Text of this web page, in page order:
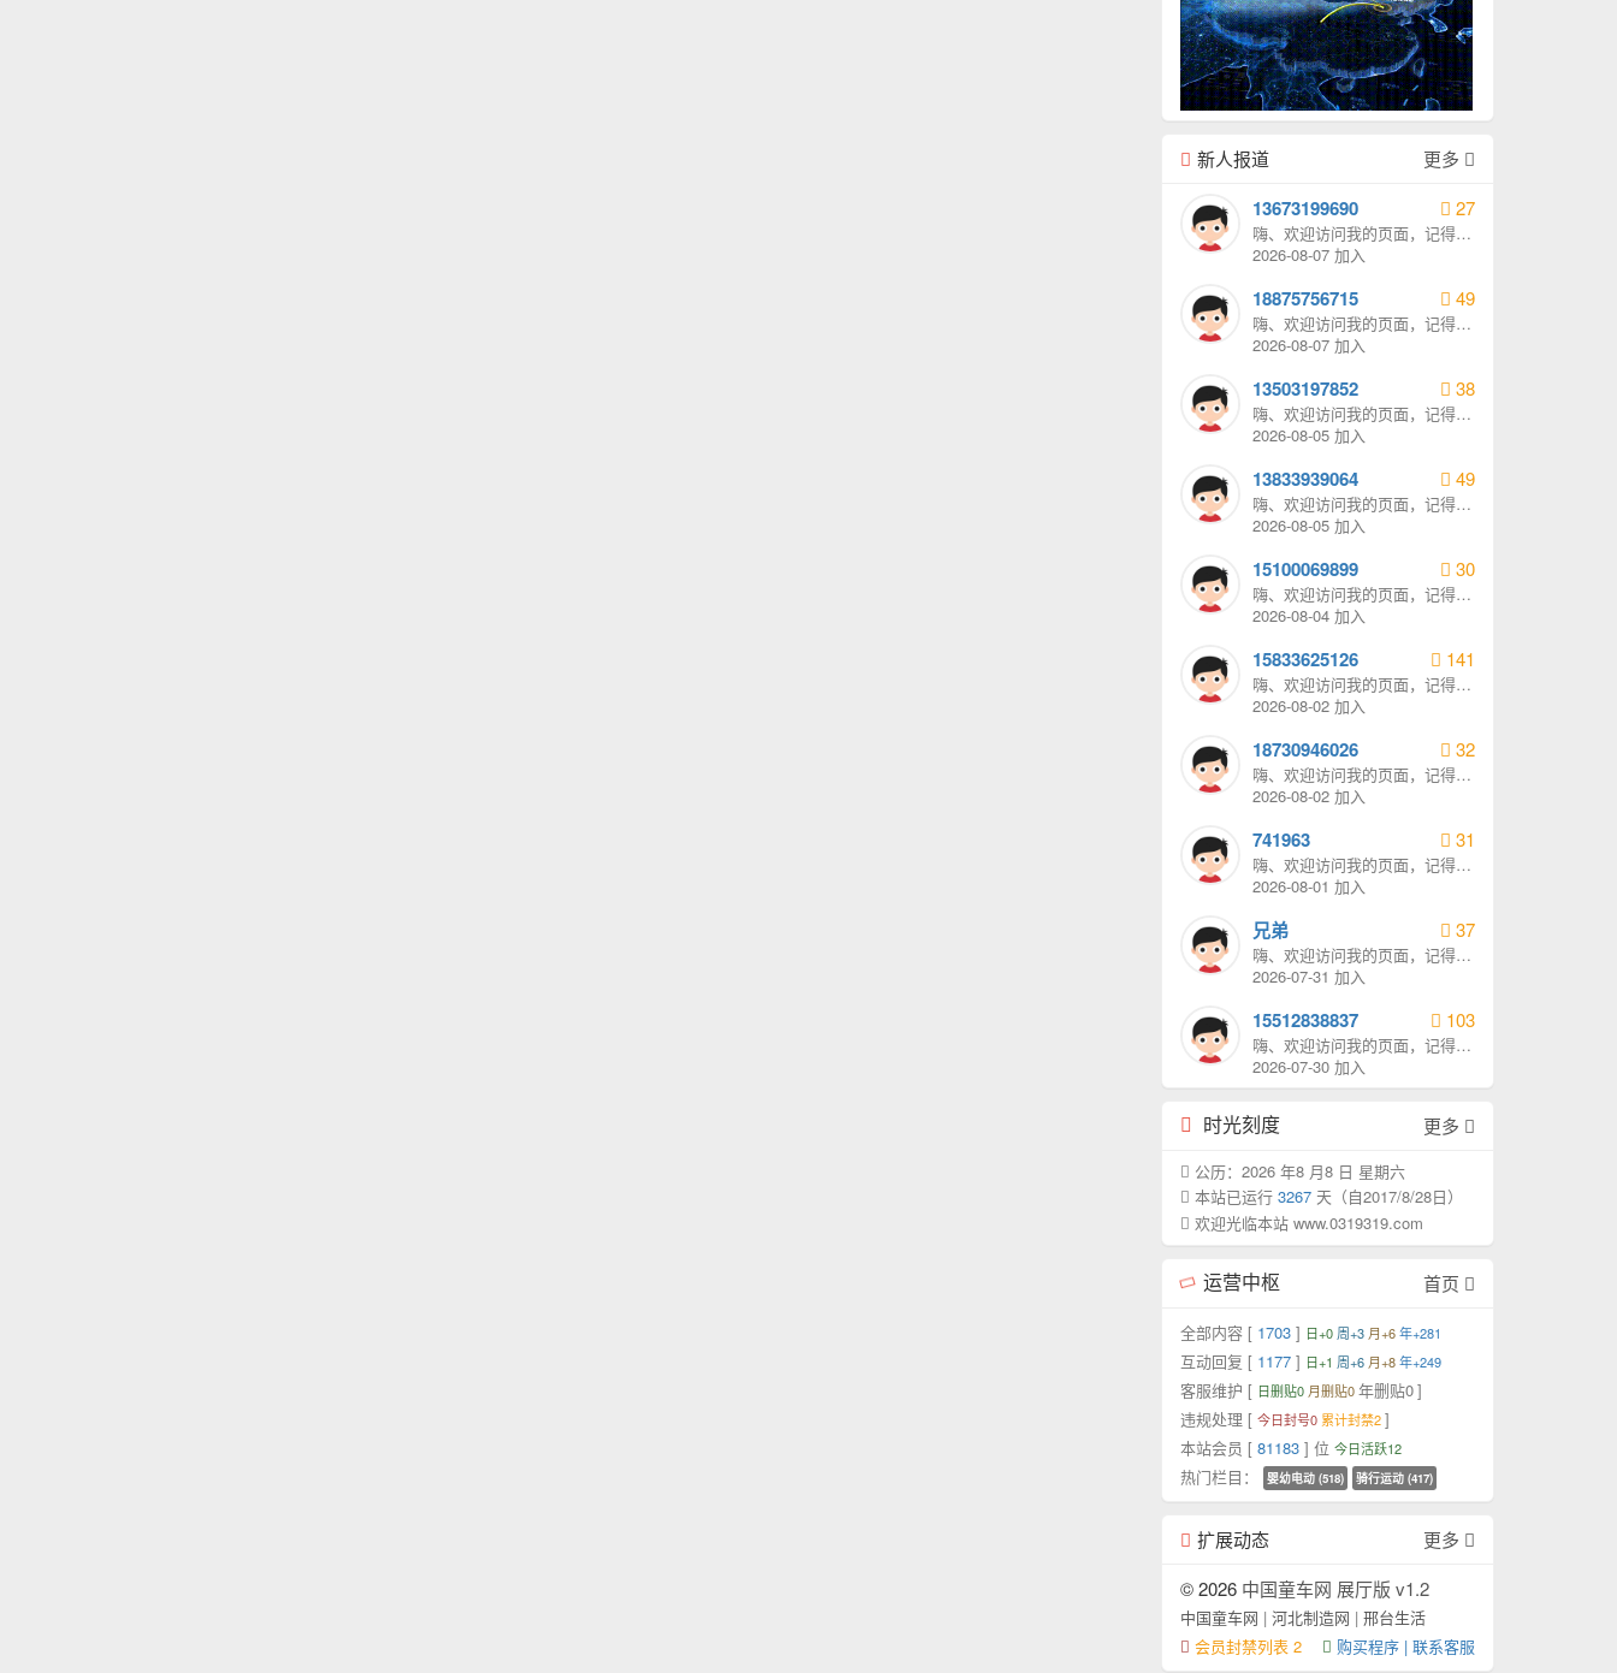
新人报道 更多
13673199690 27
嗨、欢迎访问我的页面，记得给
我发消息哦。
2026-08-07 加入
18875756715 49
嗨、欢迎访问我的页面，记得给
我发消息哦。
2026-08-07 加入
13503197852 38
嗨、欢迎访问我的页面，记得给
我发消息哦。
2026-08-05 加入
13833939064 49
嗨、欢迎访问我的页面，记得给
我发消息哦。
2026-08-05 加入
15100069899 30
嗨、欢迎访问我的页面，记得给
我发消息哦。
2026-08-04 加入
15833625126 141
嗨、欢迎访问我的页面，记得给
我发消息哦。
2026-08-02 加入
18730946026 32
嗨、欢迎访问我的页面，记得给
我发消息哦。
2026-08-02 加入
741963 31
嗨、欢迎访问我的页面，记得给
我发消息哦。
2026-08-01 加入
兄弟 37
嗨、欢迎访问我的页面，记得给
我发消息哦。
2026-07-31 加入
15512838837 103
嗨、欢迎访问我的页面，记得给
我发消息哦。
2026-07-30 加入
时光刻度 更多
公历：2026 年8 月8 日 星期六
本站已运行 3267 天（自2017/8/28日）
欢迎光临本站 www.0319319.com
运营中枢 首页
全部内容 [ 1703] 日+0 周+3 月+6 年+281
互动回复 [ 1177] 日+1 周+6 月+8 年+249
客服维护 [ 日删贴0 月删贴0 年删贴0]
违规处理 [ 今日封号0 累计封禁2]
本站会员 [ 81183] 位 今日活跃12
热门栏目： 婴幼电动 (518) 骑行运动 (417)
扩展动态
更多
© 2026 中国童车网 展厅版 v1.2
中国童车网 | 河北制造网 | 邢台生活
会员封禁列表 2
购买程序 | 联系客服